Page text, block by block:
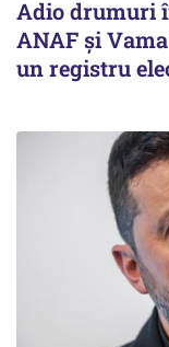
Adio drumuri
ANAF și
un registru